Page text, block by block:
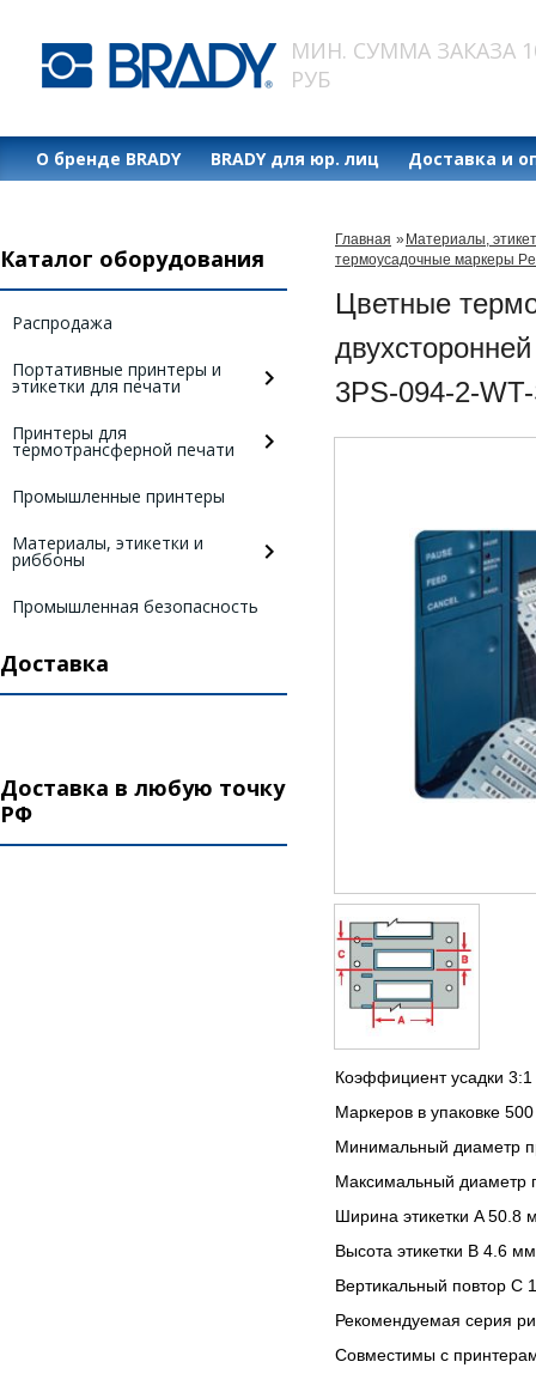
МИН. СУММА ЗАКАЗА
РУБ
О бренде BRADY BRADY для юр. лиц Доставка и
Каталог оборудования
Распродажа
Портативные принтеры и
этикетки для печати
Принтеры для
термотрансферной печати
Промышленные принтеры
Материалы, этикетки и
риббоны
Промышленная безопасность
Доставка
Доставка в любую точку
РФ
Главная » Материалы,
термоусадочные маркеры
Цветные
3PS-094-2-
Коэффициент усадки 3:1
Маркеров в упаковке
Минимальный диаметр
Максимальный диаметр
Ширина этикетки A 50.8
Высота этикетки B 4.6 мм
Вертикальный повтор C
Рекомендуемая серия
Совместимы с